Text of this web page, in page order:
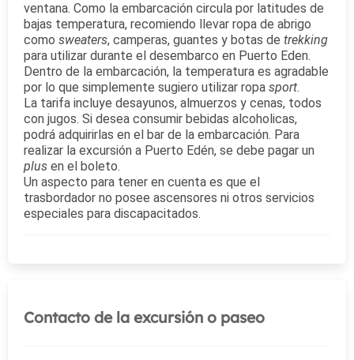
ventana. Como la embarcación circula por latitudes de
bajas temperatura, recomiendo llevar ropa de abrigo
como sweaters, camperas, guantes y botas de trekking
para utilizar durante el desembarco en Puerto Eden.
Dentro de la embarcación, la temperatura es agradable
por lo que simplemente sugiero utilizar ropa sport.
La tarifa incluye desayunos, almuerzos y cenas, todos
con jugos. Si desea consumir bebidas alcoholicas,
podrá adquirirlas en el bar de la embarcación. Para
realizar la excursión a Puerto Edén, se debe pagar un
plus en el boleto.
Un aspecto para tener en cuenta es que el
trasbordador no posee ascensores ni otros servicios
especiales para discapacitados.
Contacto de la excursión o paseo